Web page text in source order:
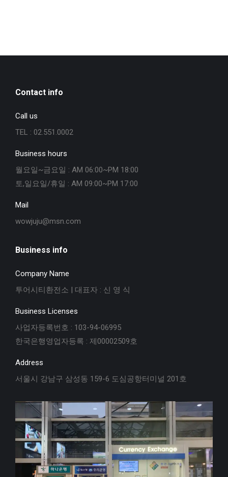
Contact info
Call us
TEL : 02.551.0002
Business hours
월요일~금요일 : AM 06:00~PM 18:00
토,일요일/휴일 : AM 09:00~PM 17:00
Mail
wowjuju@msn.com
Business info
Company Name
투어시티환전소 | 대표자 : 신 영 식
Business Licenses
사업자등록번호 : 103-94-06995
한국은행영업자등록 : 제00002509호
Address
서울시 강남구 삼성동 159-6 도심공항터미널 201호